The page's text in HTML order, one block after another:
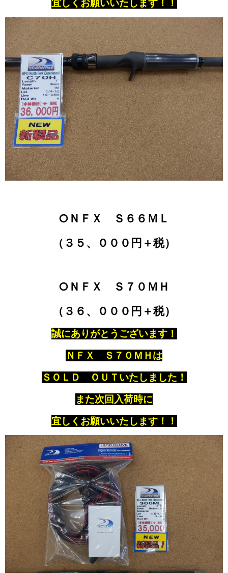
宜しくお願いいたします！！
○ＮＦＸ Ｓ６６ＭＬ
（３５、０００円＋税）
○ＮＦＸ Ｓ７０ＭＨ
（３６、０００円＋税）
誠にありがとうございます！
ＮＦＸ Ｓ７０ＭＨは
ＳＯＬＤ ＯＵＴいたしました！
また次回入荷時に
宜しくお願いいたします！！